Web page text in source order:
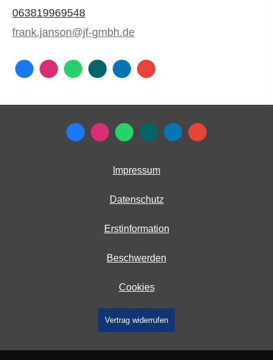
063819969548
frank.janson@jf-gmbh.de
Impressum
Datenschutz
Erstinformation
Beschwerden
Cookies
Vertrag widerrufen